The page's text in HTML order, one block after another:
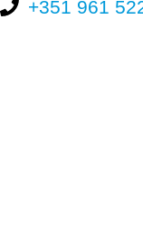
+351 961